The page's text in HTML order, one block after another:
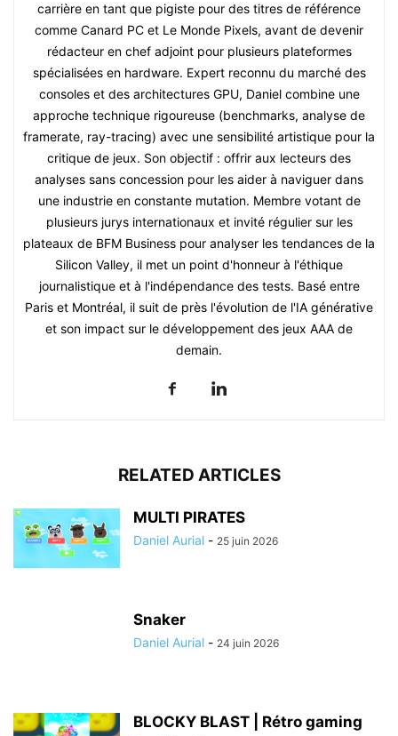
carrière en tant que pigiste pour des titres de référence
comme Canard PC et Le Monde Pixels, avant de devenir
rédacteur en chef adjoint pour plusieurs plateformes
spécialisées en hardware. Expert reconnu du marché des
consoles et des architectures GPU, Daniel combine une
approche technique rigoureuse (benchmarks, analyse de
framerate, ray-tracing) avec une sensibilité artistique pour la
critique de jeux. Son objectif : offrir aux lecteurs des
analyses sans concession pour les aider à naviguer dans
une industrie en constante mutation. Membre votant de
plusieurs jurys internationaux et invité régulier sur les
plateaux de BFM Business pour analyser les tendances de la
Silicon Valley, il met un point d'honneur à l'éthique
journalistique et à l'indépendance des tests. Basé entre
Paris et Montréal, il suit de près l'évolution de l'IA générative
et son impact sur le développement des jeux AAA de
demain.
RELATED ARTICLES
MULTI PIRATES
Daniel Aurial - 25 juin 2026
Snaker
Daniel Aurial - 24 juin 2026
BLOCKY BLAST | Rétro gaming